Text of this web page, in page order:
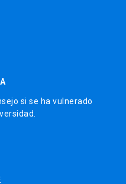
si se ha vulnerado